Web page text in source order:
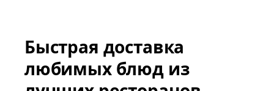
Быстрая доставка
любимых блюд из